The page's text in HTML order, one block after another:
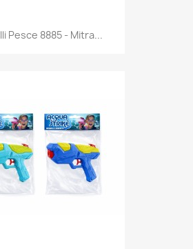
Anteprima
Pesce 8885 - Mitra...